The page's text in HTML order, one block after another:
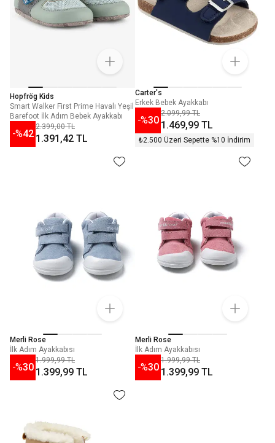
Hopfrög Kids
Smart Walker First Prime Havalı Yeşil
Barefoot İlk Adım Bebek Ayakkabı
-%42
2.399,00 TL
1.391,42 TL
Carter's
Erkek Bebek Ayakkabı
-%30
2.099,99 TL
1.469,99 TL
₺2.500 Üzeri Sepette %10 İndirim
Merli Rose
İlk Adım Ayakkabısı
-%30
1.999,99 TL
1.399,99 TL
Merli Rose
İlk Adım Ayakkabısı
-%30
1.999,99 TL
1.399,99 TL